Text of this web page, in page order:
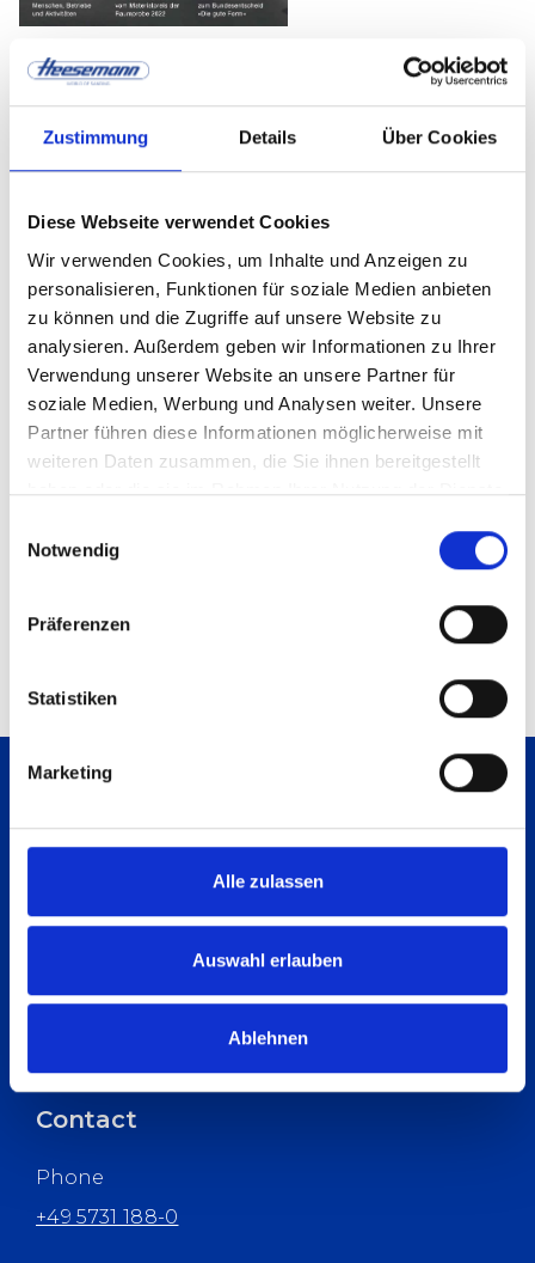
Zustimmung Details Über Cookies
Diese Webseite verwendet Cookies
Wir verwenden Cookies, um Inhalte und Anzeigen zu
personalisieren, Funktionen für soziale Medien anbieten
zu können und die Zugriffe auf unsere Website zu
analysieren. Außerdem geben wir Informationen zu Ihrer
Verwendung unserer Website an unsere Partner für
soziale Medien, Werbung und Analysen weiter. Unsere
Partner führen diese Informationen möglicherweise mit
weiteren Daten zusammen, die Sie ihnen bereitgestellt
haben oder die sie im Rahmen Ihrer Nutzung der Dienste
Notwendig
Präferenzen
Statistiken
Marketing
Alle zulassen
Auswahl erlauben
Ablehnen
The latest issue of DDS contains an article
on page 69 about Heesemann's new entry-
level machines. The trade magazine is titled
new entry-level machines as craft machines
with industrial DNA.
Source: DDS,www.dds-online.de
Contact
Phone
+49 5731 188-0